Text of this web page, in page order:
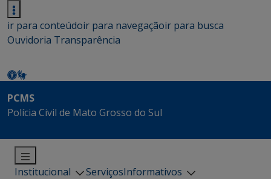
ir para conteúdoir para navegaçãoir para busca
Ouvidoria Transparência
PCMS
Polícia Civil de Mato Grosso do Sul
Institucional ServiçosInformativos